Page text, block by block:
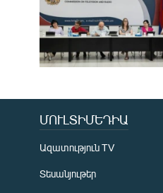
ՄՈՒԼՏԻՄԵԴԻԱ
Ազատություն TV
Տեսանյութեր